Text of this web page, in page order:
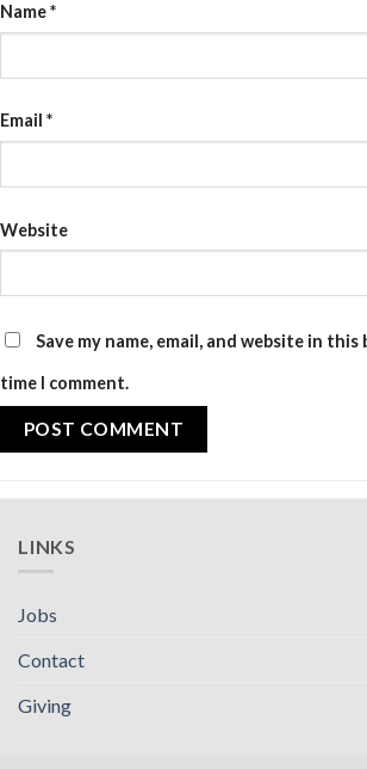
Name*
Email *
Website
Save my name, email, and website in
time I comment.
LINKS
Jobs
Contact
Giving